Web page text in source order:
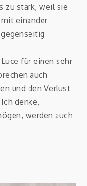
zu stark, weil sie
einander
für einen sehr
auch
und den Verlust
denke,
werden auch